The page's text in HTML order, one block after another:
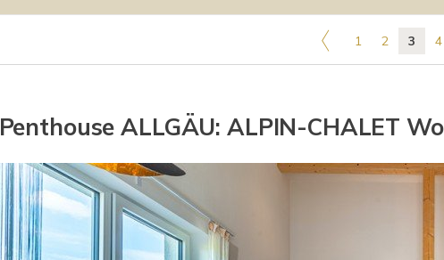
1 2 3 4
Penthouse ALLGÄU: ALPIN-CHALET